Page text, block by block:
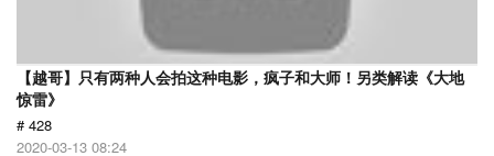
【越哥】只有两种人会拍这种电影，疯子和大师！另类解读《大地
惊雷》
# 428
2020-03-13 08:24